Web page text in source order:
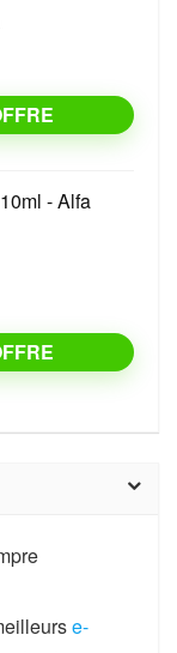
- Alfa
e-